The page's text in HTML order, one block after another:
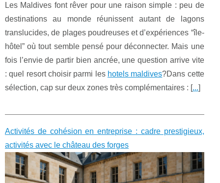
Les Maldives font rêver pour une raison simple : peu de
destinations au monde réunissent autant de lagons
translucides, de plages poudreuses et d’expériences “île-
hôtel” où tout semble pensé pour déconnecter. Mais une
fois l’envie de partir bien ancrée, une question arrive vite
: quel resort choisir parmi les hotels maldives?Dans cette
sélection, cap sur deux zones très complémentaires : [ ...
Activités de cohésion en entreprise : cadre prestigieux,
activités avec le château des forges